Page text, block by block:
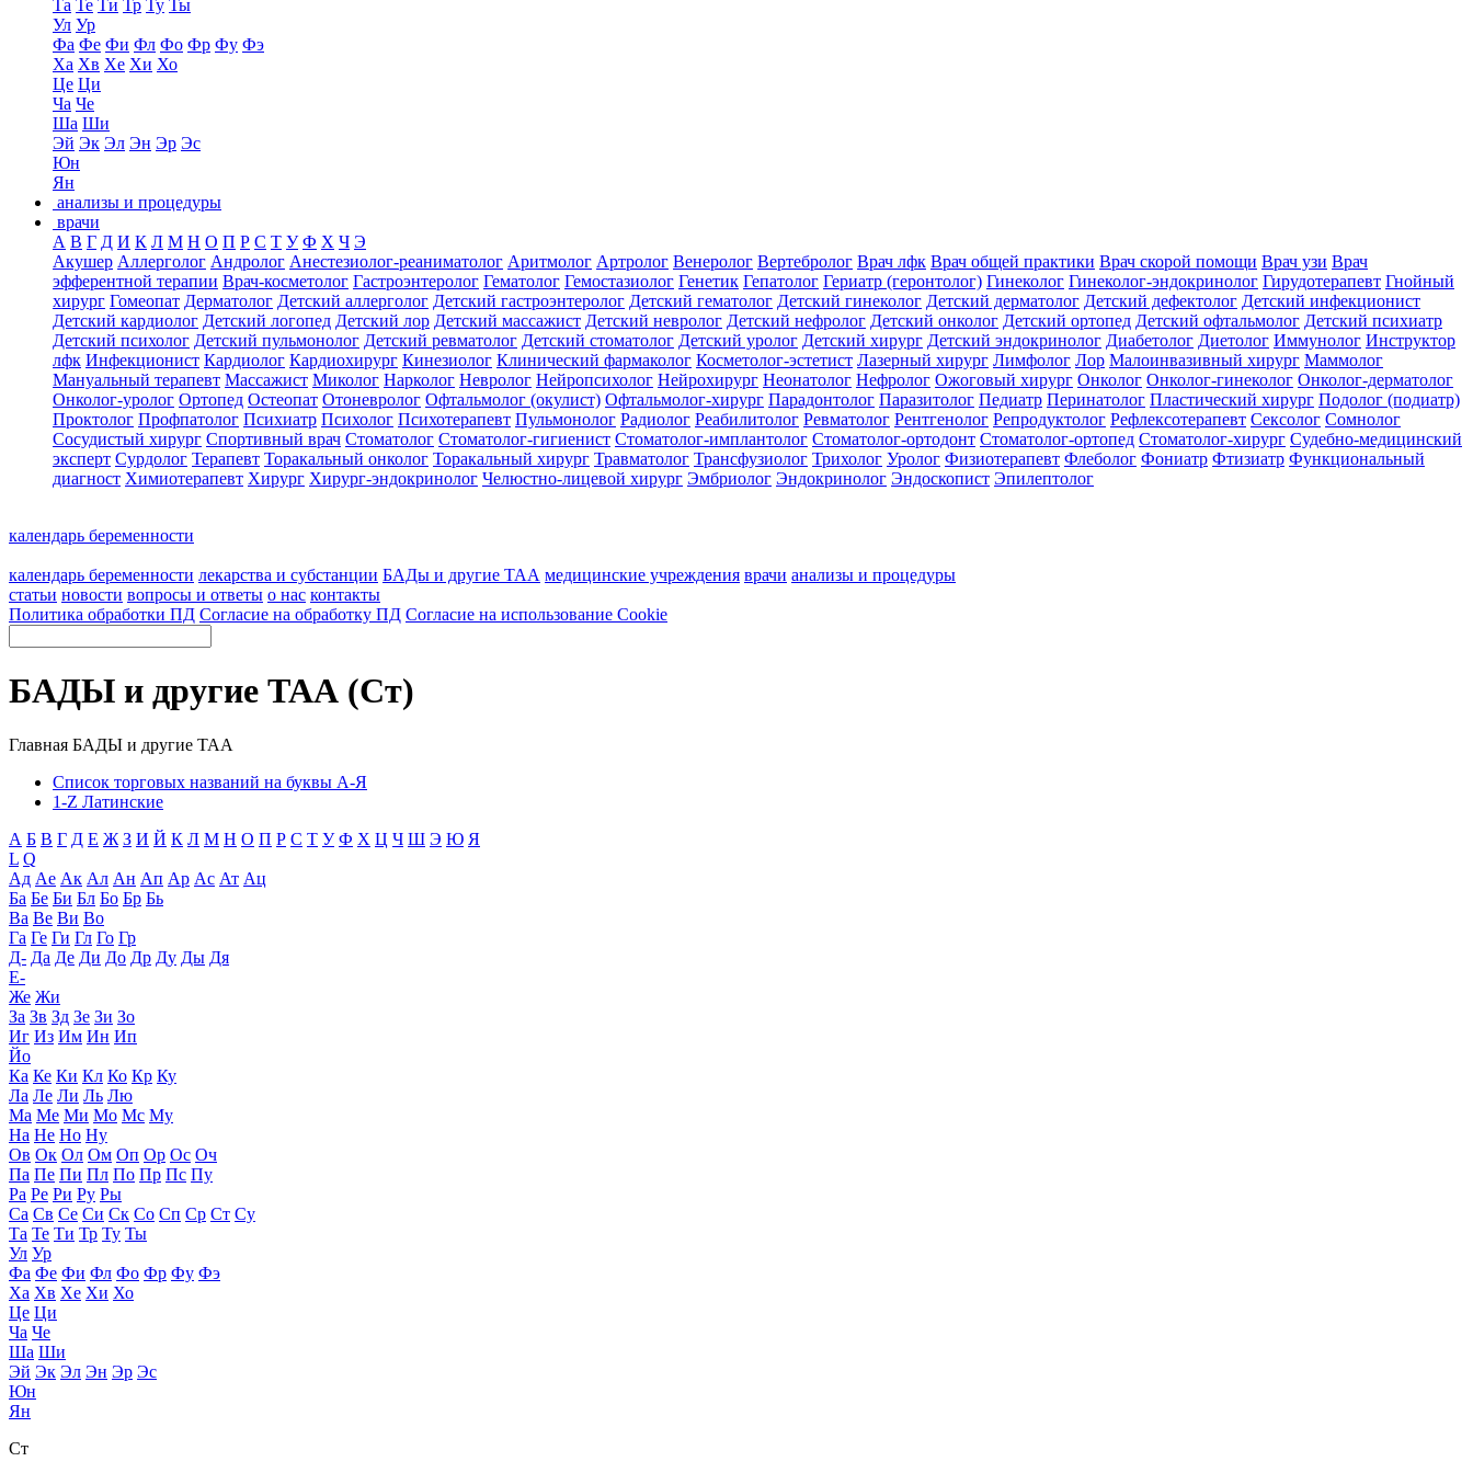
Та Те Ти Тр Ту Ты
Ул Ур
Фа Фе Фи Фл Фо Фр Фу Фэ
Ха Хв Хе Хи Хо
Це Ци
Ча Че
Ша Ши
Эй Эк Эл Эн Эр Эс
Юн
Ян
анализы и процедуры
врачи
А В Г Д И К Л М Н О П Р С Т У Ф Х Ч Э
Акушер Аллерголог Андролог Анестезиолог-реаниматолог Аритмолог Артролог Венеролог Вертебролог Врач лфк Врач общей практики Врач скорой помощи Врач узи Врач
эфферентной терапии Врач-косметолог Гастроэнтеролог Гематолог Гемостазиолог Генетик Гепатолог Гериатр (геронтолог) Гинеколог Гинеколог-эндокринолог Гирудотерапевт Гнойный
хирург Гомеопат Дерматолог Детский аллерголог Детский гастроэнтеролог Детский гематолог Детский гинеколог Детский дерматолог Детский дефектолог Детский инфекционист
Детский кардиолог Детский логопед Детский лор Детский массажист Детский невролог Детский нефролог Детский онколог Детский ортопед Детский офтальмолог Детский психиатр
Детский психолог Детский пульмонолог Детский ревматолог Детский стоматолог Детский уролог Детский хирург Детский эндокринолог Диабетолог Диетолог Иммунолог Инструктор
лфк Инфекционист Кардиолог Кардиохирург Кинезиолог Клинический фармаколог Косметолог-эстетист Лазерный хирург Лимфолог Лор Малоинвазивный хирург Маммолог
Мануальный терапевт Массажист Миколог Нарколог Невролог Нейропсихолог Нейрохирург Неонатолог Нефролог Ожоговый хирург Онколог Онколог-гинеколог Онколог-дерматолог
Онколог-уролог Ортопед Остеопат Отоневролог Офтальмолог (окулист) Офтальмолог-хирург Парадонтолог Паразитолог Педиатр Перинатолог Пластический хирург Подолог (подиатр)
Проктолог Профпатолог Психиатр Психолог Психотерапевт Пульмонолог Радиолог Реабилитолог Ревматолог Рентгенолог Репродуктолог Рефлексотерапевт Сексолог Сомнолог
Сосудистый хирург Спортивный врач Стоматолог Стоматолог-гигиенист Стоматолог-имплантолог Стоматолог-ортодонт Стоматолог-ортопед Стоматолог-хирург Судебно-медицинский
эксперт Сурдолог Терапевт Торакальный онколог Торакальный хирург Травматолог Трансфузиолог Трихолог Уролог Физиотерапевт Флеболог Фониатр Фтизиатр Функциональный
диагност Химиотерапевт Хирург Хирург-эндокринолог Челюстно-лицевой хирург Эмбриолог Эндокринолог Эндоскопист Эпилептолог
календарь беременности
календарь беременности лекарства и субстанции БАДы и другие ТАА медицинские учреждения врачи анализы и процедуры
статьи новости вопросы и ответы о нас контакты
Политика обработки ПД Согласие на обработку ПД Согласие на использование Cookie
БАДЫ и другие ТАА (Ст)
Главная БАДЫ и другие ТАА
Список торговых названий на буквы А-Я
1-Z Латинские
А Б В Г Д Е Ж З И Й К Л М Н О П Р С Т У Ф Х Ц Ч Ш Э Ю Я
L Q
Ад Ае Ак Ал Ан Ап Ар Ас Ат Ац
Ба Бе Би Бл Бо Бр Бь
Ва Ве Ви Во
Га Ге Ги Гл Го Гр
Д- Да Де Ди До Др Ду Ды Дя
Е-
Же Жи
За Зв Зд Зе Зи Зо
Иг Из Им Ин Ип
Йо
Ка Ке Ки Кл Ко Кр Ку
Ла Ле Ли Ль Лю
Ма Ме Ми Мо Мс Му
На Не Но Ну
Ов Ок Ол Ом Оп Ор Ос Оч
Па Пе Пи Пл По Пр Пс Пу
Ра Ре Ри Ру Ры
Са Св Се Си Ск Со Сп Ср Ст Су
Та Те Ти Тр Ту Ты
Ул Ур
Фа Фе Фи Фл Фо Фр Фу Фэ
Ха Хв Хе Хи Хо
Це Ци
Ча Че
Ша Ши
Эй Эк Эл Эн Эр Эс
Юн
Ян
Ст